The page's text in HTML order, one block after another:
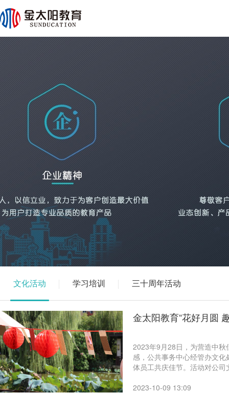
文化活动 学习培训 三十周年活动
金太阳教育“花好月圆
2023年9月28日，为营造中
感，公共事务中心经管办文
体员工共庆佳节。活动对公
现场热闹非凡，为园区增添了
2023-10-09 13:09